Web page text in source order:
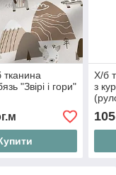
тканина
"Звірі і гори"
Х/б
з
105